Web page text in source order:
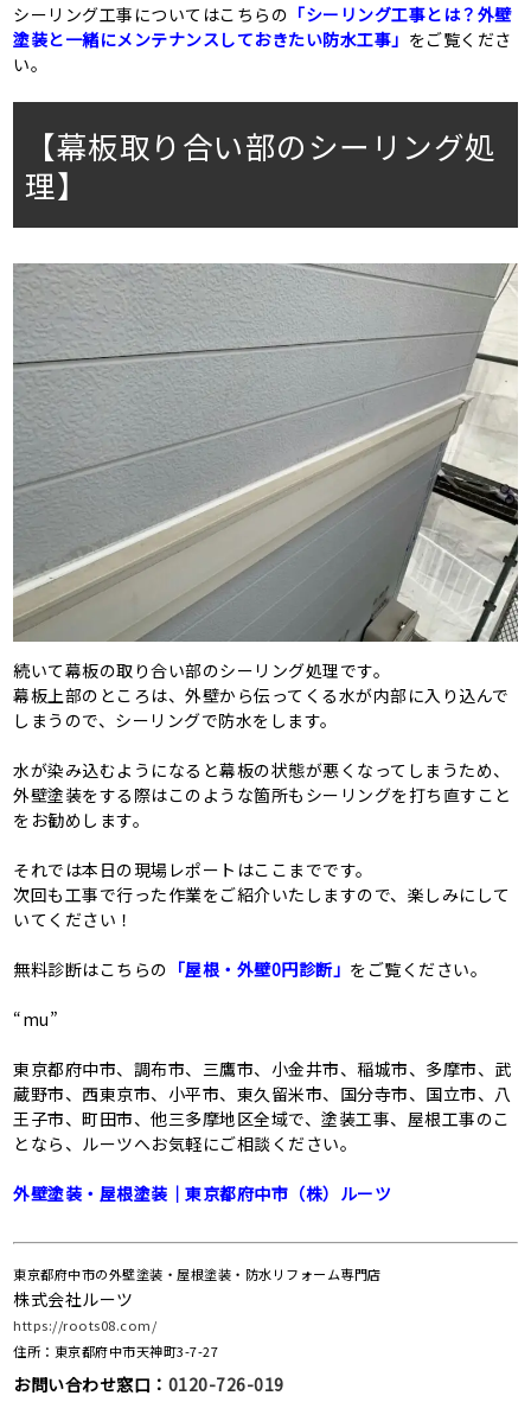
シーリング工事についてはこちらの 「シーリング工事とは？外壁
塗装と一緒にメンテナンスしておきたい防水工事」 をご覧くださ
い。
【幕板取り合い部のシーリング処
理】
続いて幕板の取り合い部のシーリング処理です。
幕板上部のところは、外壁から伝ってくる水が内部に入り込んで
しまうので、シーリングで防水をします。
水が染み込むようになると幕板の状態が悪くなってしまうため、
外壁塗装をする際はこのような箇所もシーリングを打ち直すこと
をお勧めします。
それでは本日の現場レポートはここまでです。
次回も工事で行った作業をご紹介いたしますので、楽しみにして
いてください！
無料診断はこちらの 「屋根・外壁0円診断」 をご覧ください。
“mu”
東京都府中市、調布市、三鷹市、小金井市、稲城市、多摩市、武
蔵野市、西東京市、小平市、東久留米市、国分寺市、国立市、八
王子市、町田市、他三多摩地区全域で、塗装工事、屋根工事のこ
となら、ルーツへお気軽にご相談ください。
外壁塗装・屋根塗装｜東京都府中市（株）ルーツ
東京都府中市の外壁塗装・屋根塗装・防水リフォーム専門店
株式会社ルーツ
https://roots08.com/
住所：東京都府中市天神町3-7-27
お問い合わせ窓口： 0120-726-019